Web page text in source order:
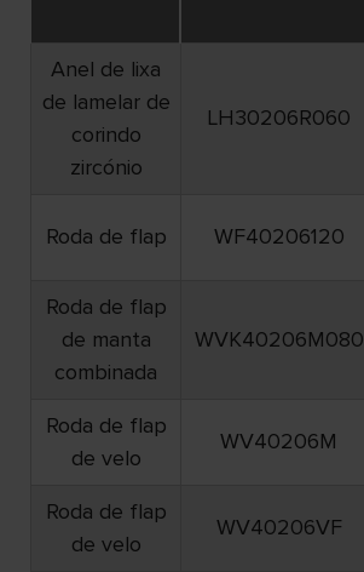
Anel de lixa
de lamelar de
corindo
zircónio
LH30206R060
Roda de flap WF40206120
Roda de flap
de manta
combinada
WVK40206M080
Roda de flap
de velo
WV40206M
Roda de flap
de velo
WV40206VF